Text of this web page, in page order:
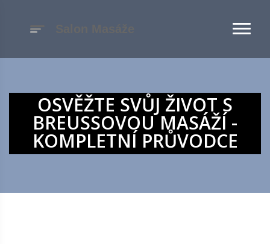
OSVĚŽTE SVŮJ ŽIVOT S
BREUSSOVOU MASÁŽÍ -
KOMPLETNÍ PRŮVODCE